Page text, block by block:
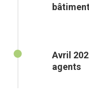
bâtiment
Avril
agents